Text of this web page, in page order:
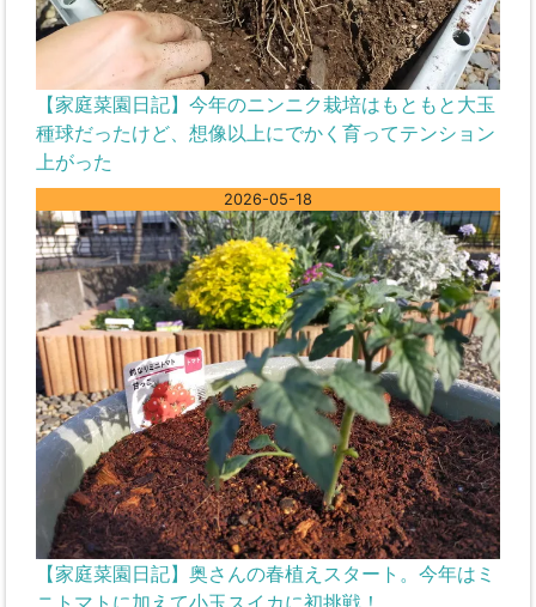
【家庭菜園日記】今年のニンニク栽培はもともと大玉
種球だったけど、想像以上にでかく育ってテンション
上がった
2026-05-18
【家庭菜園日記】奥さんの春植えスタート。今年はミ
ニトマトに加えて小玉スイカに初挑戦！